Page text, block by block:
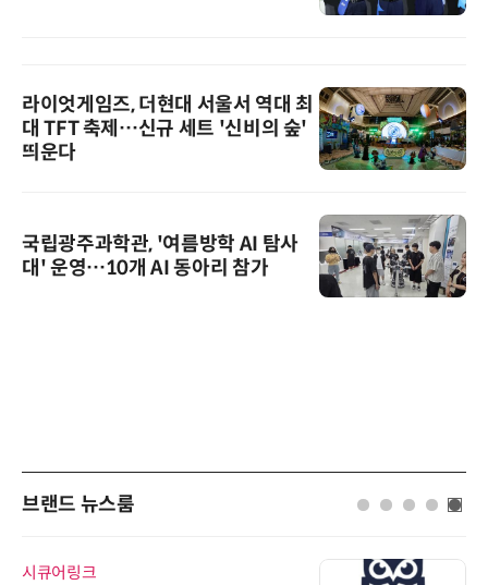
라이엇게임즈, 더현대 서울서 역대 최
대 TFT 축제…신규 세트 '신비의 숲'
띄운다
국립광주과학관, '여름방학 AI 탐사
대' 운영…10개 AI 동아리 참가
브랜드 뉴스룸
시큐어링크